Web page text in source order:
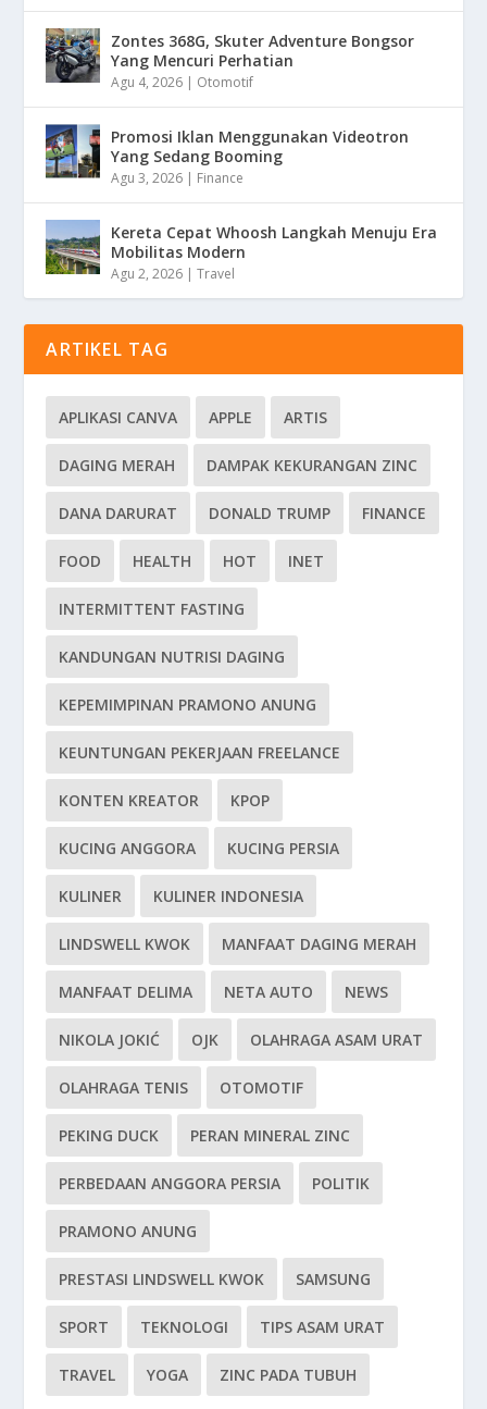
Zontes 368G, Skuter Adventure Bongsor
Yang Mencuri Perhatian
Agu 4, 2026 | Otomotif
Promosi Iklan Menggunakan Videotron
Yang Sedang Booming
Agu 3, 2026 | Finance
Kereta Cepat Whoosh Langkah Menuju Era
Mobilitas Modern
Agu 2, 2026 |Travel
ARTIKEL TAG
APLIKASI CANVA APPLE ARTIS
DAGING MERAH DAMPAK KEKURANGAN ZINC
DANA DARURAT DONALD TRUMP FINANCE
FOOD HEALTH HOT INET
INTERMITTENT FASTING
KANDUNGAN NUTRISI DAGING
KEPEMIMPINAN PRAMONO ANUNG
KEUNTUNGAN PEKERJAAN FREELANCE
KONTEN KREATOR KPOP
KUCING ANGGORA KUCING PERSIA
KULINER KULINER INDONESIA
LINDSWELL KWOK MANFAAT DAGING MERAH
MANFAAT DELIMA NETA AUTO NEWS
NIKOLA JOKIĆ OJK OLAHRAGA ASAM URAT
OLAHRAGA TENIS OTOMOTIF
PEKING DUCK PERAN MINERAL ZINC
PERBEDAAN ANGGORA PERSIA POLITIK
PRAMONO ANUNG
PRESTASI LINDSWELL KWOK SAMSUNG
SPORT TEKNOLOGI TIPS ASAM URAT
TRAVEL YOGA ZINC PADA TUBUH